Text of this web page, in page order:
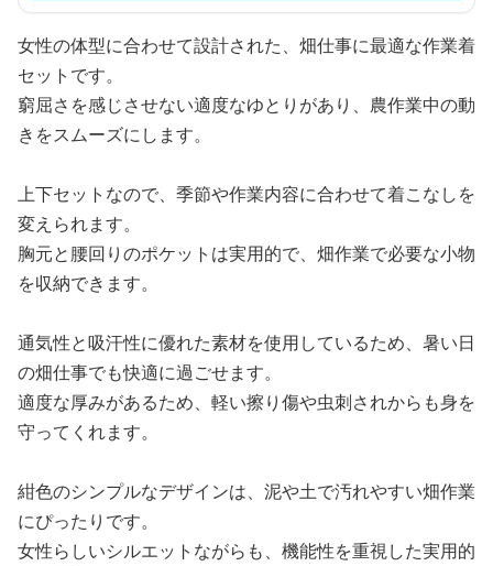
女性の体型に合わせて設計された、畑仕事に最適な作業着
セットです。
窮屈さを感じさせない適度なゆとりがあり、農作業中の動
きをスムーズにします。
上下セットなので、季節や作業内容に合わせて着こなしを
変えられます。
胸元と腰回りのポケットは実用的で、畑作業で必要な小物
を収納できます。
通気性と吸汗性に優れた素材を使用しているため、暑い日
の畑仕事でも快適に過ごせます。
適度な厚みがあるため、軽い擦り傷や虫刺されからも身を
守ってくれます。
紺色のシンプルなデザインは、泥や土で汚れやすい畑作業
にぴったりです。
女性らしいシルエットながらも、機能性を重視した実用的